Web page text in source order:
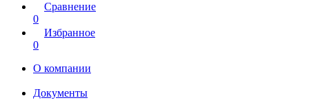
Сравнение
0
Избранное
0
О компании
Документы